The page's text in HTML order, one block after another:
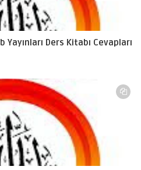
Yayınları Ders Kitabı Cevapları